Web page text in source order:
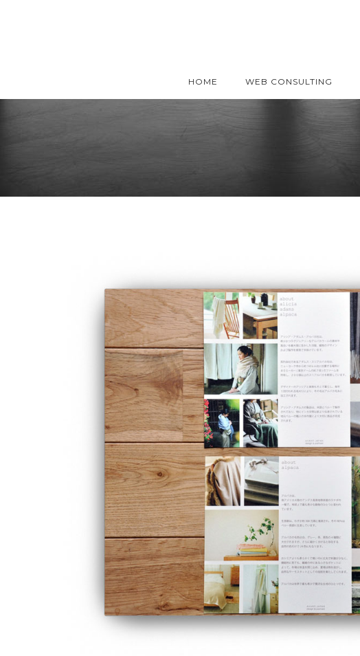
HOME WEB CONSULTING